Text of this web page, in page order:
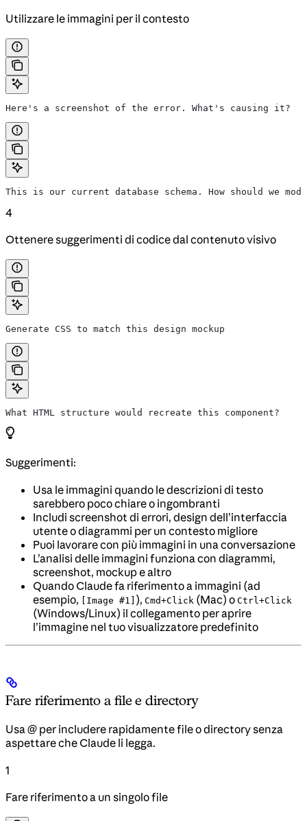
Utilizzare le immagini per il contesto
Here's a screenshot of the error. What's causing it?
This is our current database schema. How should we
4
Ottenere suggerimenti di codice dal contenuto visivo
Generate CSS to match this design mockup
What HTML structure would recreate this component?
Suggerimenti:
Usa le immagini quando le descrizioni di testo
sarebbero poco chiare o ingombranti
Includi screenshot di errori, design dell’interfaccia
utente o diagrammi per un contesto migliore
Puoi lavorare con più immagini in una conversazione
L’analisi delle immagini funziona con diagrammi,
screenshot, mockup e altro
Quando Claude fa riferimento a immagini (ad
esempio,
[Image #1] ), Cmd+Click (Mac) o Ctrl+Click
(Windows/Linux) il collegamento per aprire
l’immagine nel tuo visualizzatore predefinito
Fare riferimento a file e directory
Usa @ per includere rapidamente file o directory senza
aspettare che Claude li legga.
1
Fare riferimento a un singolo file